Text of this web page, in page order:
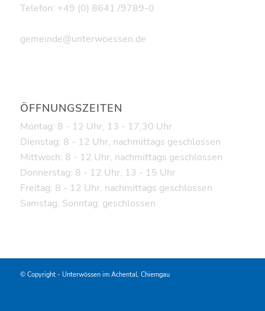
Telefon: +49 (0) 8641 /9789-0
gemeinde@unterwoessen.de
ÖFFNUNGSZEITEN
Montag: 8 - 12 Uhr, 13 - 17,30 Uhr
Dienstag: 8 - 12 Uhr, nachmittags geschlossen
Mittwoch: 8 - 12 Uhr, nachmittags geschlossen
Donnerstag: 8 - 12 Uhr, 13 - 15 Uhr
Freitag: 8 - 12 Uhr, nachmittags geschlossen
Samstag, Sonntag: geschlossen
© Copyright - Unterwössen im Achental, Chiemgau